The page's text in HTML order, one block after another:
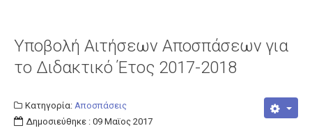
Υποβολή Αιτήσεων Αποσπάσεων για
το Διδακτικό Έτος 2017-2018
Κατηγορία: Αποσπάσεις
Δημοσιεύθηκε : 09 Μαϊος 2017